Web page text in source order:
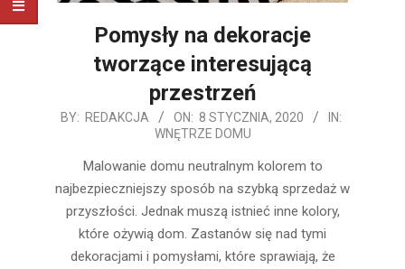
Pomysły na dekoracje
tworzące interesującą
przestrzeń
2020-
BY: REDAKCJA ON: 8 STYCZNIA, 2020
IN:
WNĘTRZE DOMU
Malowanie domu neutralnym kolorem to
najbezpieczniejszy sposób na szybką sprzedaż w
przyszłości. Jednak muszą istnieć inne kolory,
które ożywią dom. Zastanów się nad tymi
dekoracjami i pomysłami, które sprawiają, że